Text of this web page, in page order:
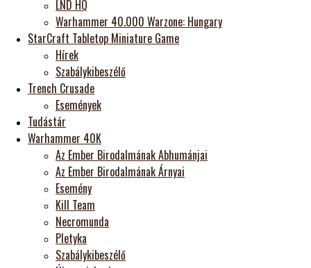
LND HQ
Warhammer 40.000 Warzone: Hungary
StarCraft Tabletop Miniature Game
Hírek
Szabálykibeszélő
Trench Crusade
Események
Tudástár
Warhammer 40K
Az Ember Birodalmának Abhumánjai
Az Ember Birodalmának Árnyai
Esemény
Kill Team
Necromunda
Pletyka
Szabálykibeszélő